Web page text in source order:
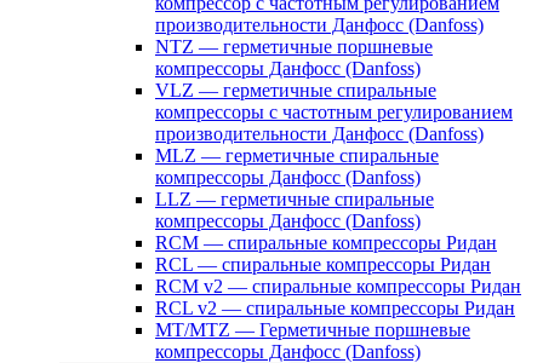
производительности Данфосс (Danfoss)
NTZ — герметичные поршневые
компрессоры Данфосс (Danfoss)
VLZ — герметичные спиральные
компрессоры с частотным регулированием
производительности Данфосс (Danfoss)
MLZ — герметичные спиральные
компрессоры Данфосс (Danfoss)
LLZ — герметичные спиральные
компрессоры Данфосс (Danfoss)
RCM — спиральные компрессоры Ридан
RCL — спиральные компрессоры Ридан
RCM v2 — спиральные компрессоры Ридан
RCL v2 — спиральные компрессоры Ридан
MT/MTZ — Герметичные поршневые
компрессоры Данфосс (Danfoss)